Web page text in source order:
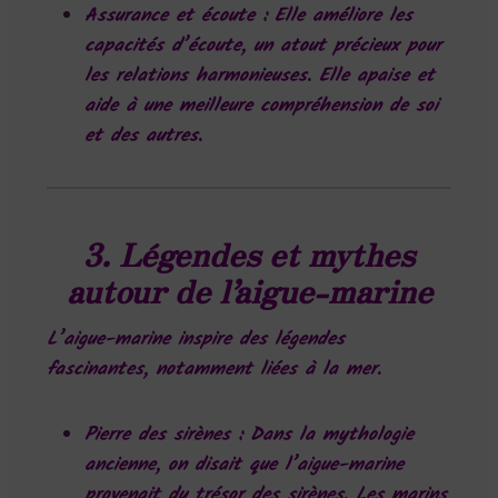
Assurance et écoute: Elle améliore les
capacités d’écoute, un atout précieux pour
les relations harmonieuses. Elle apaise et
aide à une meilleure compréhension de soi
et des autres.
3. Légendes et mythes
autour de l’aigue-marine
L’aigue-marine inspire des légendes
fascinantes, notamment liées à la mer.
Pierre des sirènes: Dans la mythologie
ancienne, on disait que l’aigue-marine